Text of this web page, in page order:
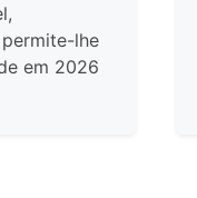
lhe
em 2026